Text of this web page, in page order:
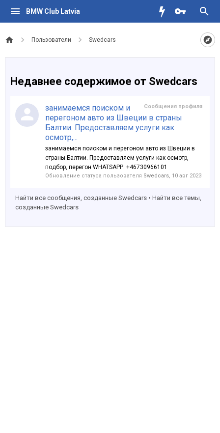
BMW Club Latvia
Пользователи Swedcars
Недавнее содержимое от Swedcars
Сообщения профиля
занимаемся поиском и
перегоном авто из Швеции в страны
Балтии. Предоставляем услуги как
осмотр,...
занимаемся поиском и перегоном авто из Швеции в
страны Балтии. Предоставляем услуги как осмотр,
подбор, перегон WHATSAPP: +46730966101
Обновление статуса пользователя Swedcars, 10 авг 2023
Найти все сообщения, созданные Swedcars
Найти все темы,
созданные Swedcars